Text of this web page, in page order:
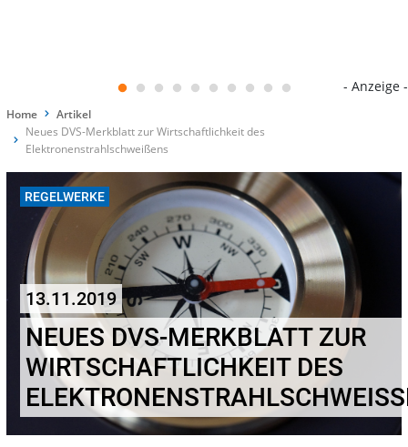
- Anzeige -
Home
Artikel
Neues DVS-Merkblatt zur Wirtschaftlichkeit des
Elektronenstrahlschweißens
REGELWERKE
13.11.2019
NEUES DVS-MERKBLATT ZUR
WIRTSCHAFTLICHKEIT DES